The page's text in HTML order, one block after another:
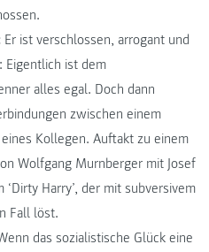
Er ist verschlossen, arrogant und
Eigentlich ist dem
alles egal. Doch dann
zwischen einem
Kollegen. Auftakt zu einem
Wolfgang Murnberger mit Josef
Harry’, der mit subversivem
Fall löst.
das sozialistische Glück eine